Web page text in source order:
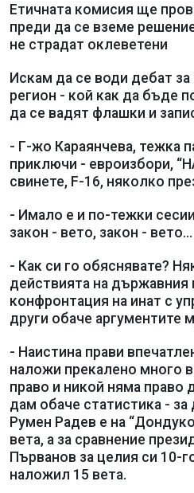
Етичната комисия ще
преди да се вземе
не страдат оклеветени
Искам да се води дебат
регион - кой как да бъде
да се вадят флашки и
- Г-жо Караянчева, тежка
приключи - евроизбори,
свинете, F-16, няколко
- Имало е и по-тежки
закон - вето, закон - вето...
- Как си го обяснявате?
действията на държавния
конфронтация на инат с
други обаче аргументите
- Наистина прави
наложи прекалено много
право и никой няма право
дам обаче статистика - за
Румен Радев е на
вета, а за сравнение
Първанов за целия си 10-
наложил 15 вета.